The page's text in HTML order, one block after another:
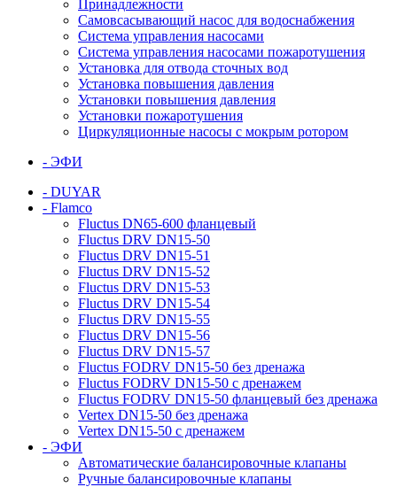
Принадлежности
Самовсасывающий насос для водоснабжения
Система управления насосами
Система управления насосами пожаротушения
Установка для отвода сточных вод
Установка повышения давления
Установки повышения давления
Установки пожаротушения
Циркуляционные насосы с мокрым ротором
- ЭФИ
- DUYAR
- Flamco
Fluctus DN65-600 фланцевый
Fluctus DRV DN15-50
Fluctus DRV DN15-51
Fluctus DRV DN15-52
Fluctus DRV DN15-53
Fluctus DRV DN15-54
Fluctus DRV DN15-55
Fluctus DRV DN15-56
Fluctus DRV DN15-57
Fluctus FODRV DN15-50 без дренажа
Fluctus FODRV DN15-50 с дренажем
Fluctus FODRV DN15-50 фланцевый без дренажа
Vertex DN15-50 без дренажа
Vertex DN15-50 с дренажем
- ЭФИ
Автоматические балансировочные клапаны
Ручные балансировочные клапаны